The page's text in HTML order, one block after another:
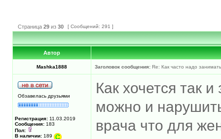
Страница 29 из 30 [ Сообщений: 291 ]
Автор
Mashka1888 Заголовок сообщения: Re: Как часто надо
Обзавелась друзьями
Регистрация: 11.03.2019
Сообщения: 183
Пол:
В наличии: 189
Как хочется так
можно и
врача что для